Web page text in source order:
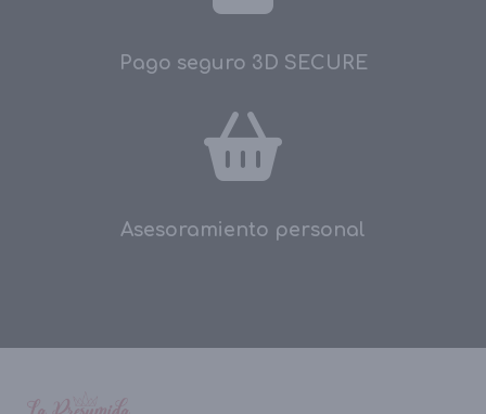
Pago seguro 3D SECURE
Asesoramiento personal